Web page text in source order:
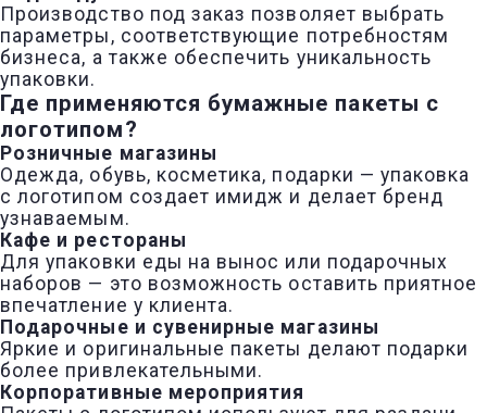
Производство под заказ позволяет выбрать
параметры, соответствующие потребностям
бизнеса, а также обеспечить уникальность
упаковки.
Где применяются бумажные пакеты с
логотипом?
Розничные магазины
Одежда, обувь, косметика, подарки — упаковка
с логотипом создает имидж и делает бренд
узнаваемым.
Кафе и рестораны
Для упаковки еды на вынос или подарочных
наборов — это возможность оставить приятное
впечатление у клиента.
Подарочные и сувенирные магазины
Яркие и оригинальные пакеты делают подарки
более привлекательными.
Корпоративные мероприятия